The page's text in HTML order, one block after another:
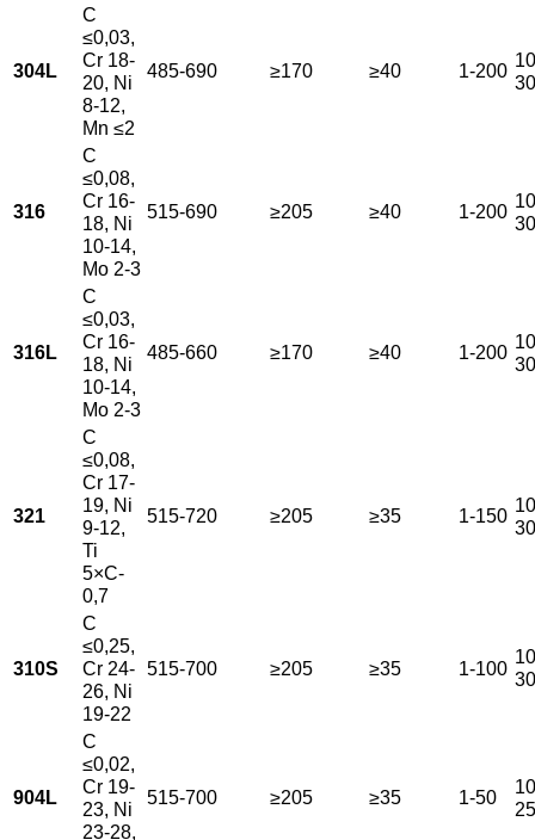
304L
C
≤0,03,
Cr 18-
20, Ni
8-12,
Mn ≤2
485-690 ≥170 ≥40 1-200
316
C
≤0,08,
Cr 16-
18, Ni
10-14,
Mo 2-3
515-690 ≥205 ≥40 1-200
316L
C
≤0,03,
Cr 16-
18, Ni
10-14,
Mo 2-3
485-660 ≥170 ≥40 1-200
321
C
≤0,08,
Cr 17-
19, Ni
9-12,
Ti
5×C-
0,7
515-720 ≥205 ≥35 1-150
310S
C
≤0,25,
Cr 24-
26, Ni
19-22
515-700 ≥205 ≥35 1-100
904L
C
≤0,02,
Cr 19-
23, Ni
23-28,
515-700 ≥205 ≥35 1-50